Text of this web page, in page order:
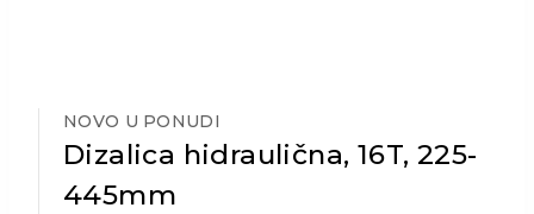
NOVO U PONUDI
Dizalica hidraulična, 16T, 225-
445mm